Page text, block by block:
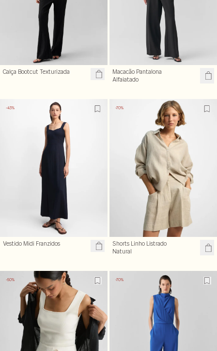
Calça Bootcut Texturizada
Macacão Pantalona
Alfaiatado
-43%
Vestido Midi Franzidos
-70%
Shorts Linho Listrado
Natural
-50% -70%